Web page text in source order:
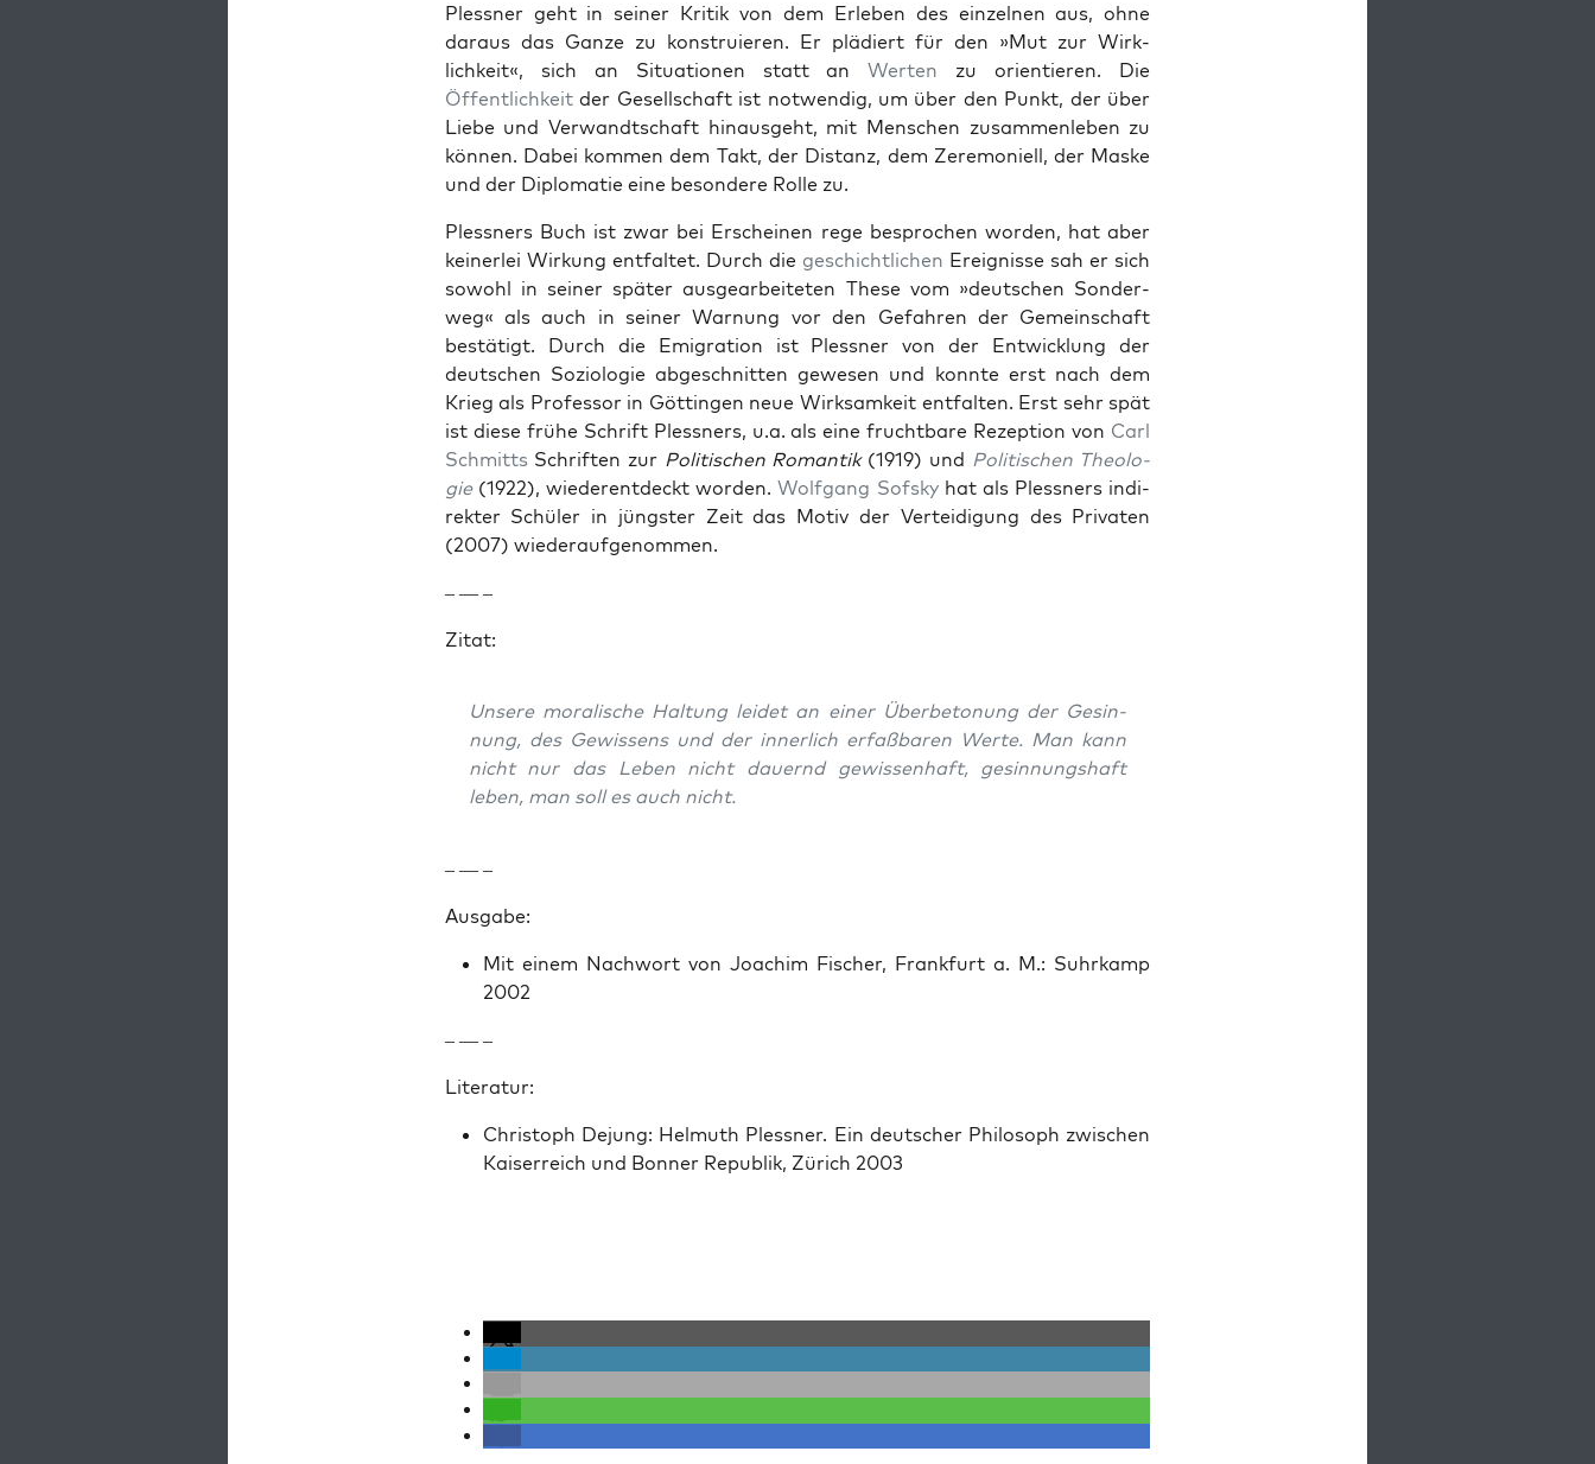
Pless­ner geht in sein­er Kri­tik von dem Erleben des einzel­nen aus, ohne
daraus das Ganze zu kon­stru­ieren. Er plädiert für den »Mut zur Wirk­
lichkeit«, sich an Sit­u­a­tio­nen statt anWerten zu ori­en­tieren. Die
Öffentlichkeitder Gesellschaft ist notwendig, um über den Punkt, der über
Liebe und Ver­wandtschaft hin­aus­ge­ht, mit Men­schen zusam­men­leben zu
kön­nen. Dabei kom­men dem Takt, der Dis­tanz, dem Zer­e­moniell, der Maske
und der Diplo­matie eine beson­dere Rolle zu.
Pless­ners Buch ist zwar bei Erscheinen rege besprochen wor­den, hat aber
kein­er­lei Wirkung ent­fal­tet. Durch die geschichtlichen Ereignisse sah er sich
sowohl in sein­er später aus­gear­beit­eten These vom »deutschen Son­der­
weg« als auch in sein­er War­nung vor den Gefahren der Gemein­schaft
bestätigt. Durch die Emi­gra­tion ist Pless­ner von der Entwick­lung der
deutschen Sozi­olo­gie abgeschnit­ten gewe­sen und kon­nte erst nach dem
Krieg als Pro­fes­sor in Göt­tin­gen neue Wirk­samkeit ent­fal­ten. Erst sehr spät
ist diese frühe Schrift Pless­ners, u.a. als eine frucht­bare Rezep­tion von Carl
Schmitts Schriften zur Poli­tis­chen Roman­tik(1919) und Poli­tis­chen The­olo­
gie(1922), wieder­ent­deckt wor­den.Wolf­gang Sof­skyhat als Pless­ners indi­
rek­ter Schüler in jüng­ster Zeit das Motiv der Vertei­di­gung des Pri­vat­en
(2007) wieder­aufgenom­men.
– — –
Zitat:
Unsere moralis­che Hal­tung lei­det an ein­er Über­be­to­nung der Gesin­
nung, des Gewis­sens und der inner­lich erfaßbaren Werte. Man kann
nicht nur das Leben nicht dauernd gewis­senhaft, gesin­nung­shaft
leben, man soll es auch nicht.
– — –
Aus­gabe:
Mit einem Nach­wort von Joachim Fis­ch­er, Frank­furt a. M.: Suhrkamp
2002
– — –
Lit­er­atur:
Christoph Dejung: Hel­muth Pless­ner. Ein deutsch­er Philosoph zwis­chen
Kaiser­re­ich und Bon­ner Repub­lik, Zürich 2003